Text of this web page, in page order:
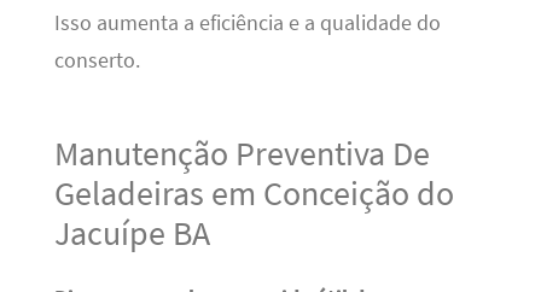
Isso aumenta a eficiência e a qualidade do
conserto.
Manutenção Preventiva De
Geladeiras em Conceição do
Jacuípe BA